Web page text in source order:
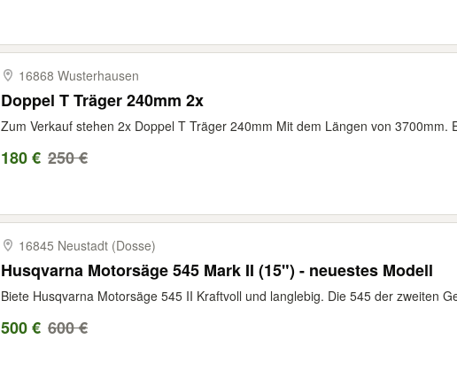
16868 Wusterhausen
Doppel T Träger 240mm 2x
Zum Verkauf stehen 2x Doppel T Träger 240mm Mit dem Längen von 3700mm.
180 € 250 €
16845 Neustadt (Dosse)
Husqvarna Motorsäge 545 Mark II (15") - neuestes Modell
Biete Husqvarna Motorsäge 545 II Kraftvoll und langlebig. Die 545 der zweiten
500 € 600 €